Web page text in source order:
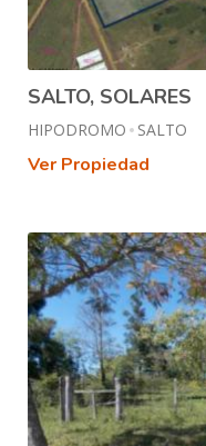
SALTO, SOLARES
HIPODROMO SALTO
Ver Propiedad